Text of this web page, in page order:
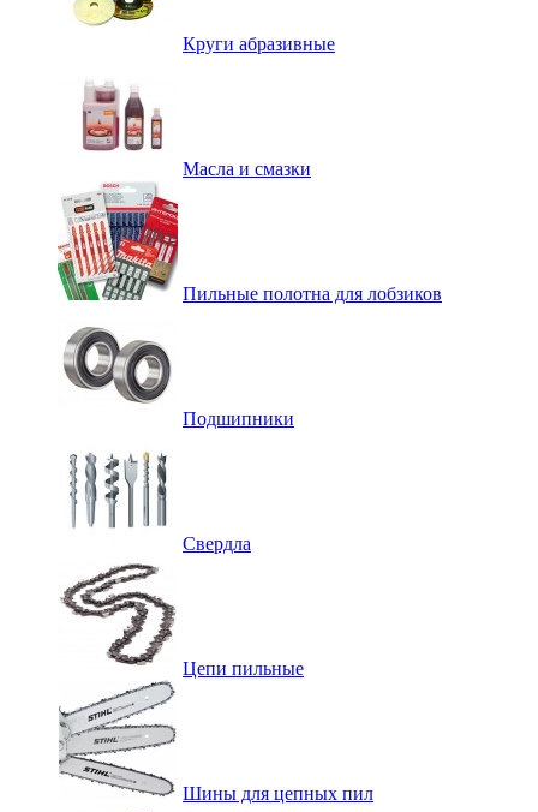
Круги абразивные
Масла и смазки
Пильные полотна для лобзиков
Подшипники
Свердла
Цепи пильные
Шины для цепных пил